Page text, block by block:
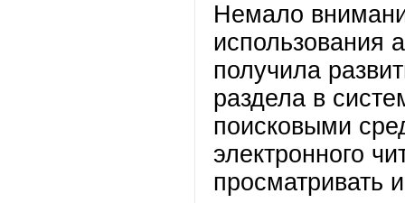
Немало
использования
получила
раздела в
поисковыми
электронного
просматривать